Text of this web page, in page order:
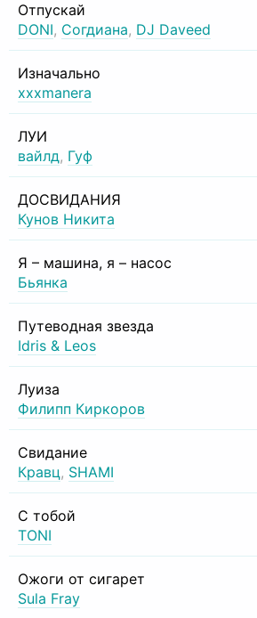
Отпускай
DONI, Согдиана, DJ Daveed
Изначально
xxxmanera
ЛУИ
вайлд, Гуф
ДОСВИДАНИЯ
Кунов Никита
Я – машина, я – насос
Бьянка
Путеводная звезда
Idris & Leos
Луиза
Филипп Киркоров
Свидание
Кравц, SHAMI
С тобой
TONI
Ожоги от сигарет
Sula Fray